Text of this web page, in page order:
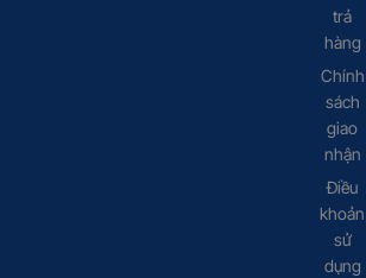
trả
hàng
Chính
sách
giao
nhận
Điều
khoản
sử
dụng